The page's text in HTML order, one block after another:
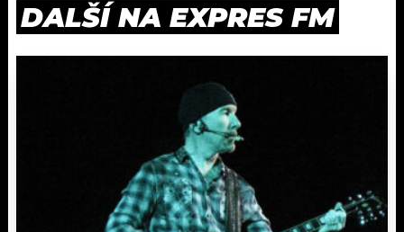
DALŠÍ NA EXPRES FM